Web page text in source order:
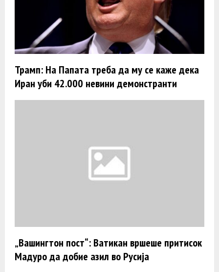
Трамп: На Папата треба да му се каже дека
Иран уби 42.000 невини демонстранти
„Вашингтон пост“: Ватикан вршеше притисок
Мадуро да добие азил во Русија